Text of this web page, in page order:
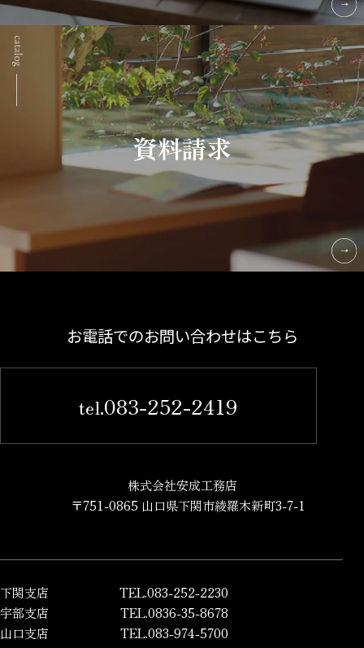
資料請求
お電話でのお問い合わせはこちら
tel.083-252-2419
株式会社安成工務店
〒751-0865 山口県下関市綾羅木新町3-7-1
下関支店
TEL.083-252-2230
宇部支店
TEL.0836-35-8678
山口支店
TEL.083-974-5700